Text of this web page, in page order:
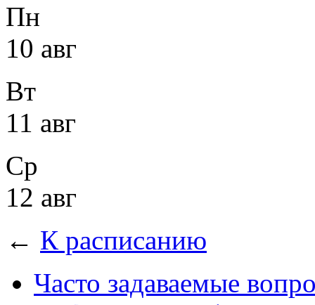
Пн
10 авг
Вт
11 авг
Ср
12 авг
← К расписанию
Часто задаваемые